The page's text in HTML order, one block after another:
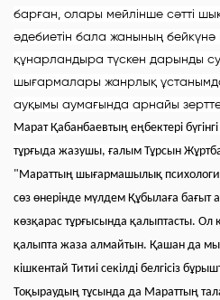
барған, олары мейлінше сәтті
әдебиетін бала жанының
құнарландыра түскен дарынды
шығармалары жанрлық
ауқымы аумағында арнайы
Марат Қабанбаевтың еңбектері
тұрғыда жазушы, ғалым Тұрсын
"Мараттың шығармашылық
сөз өнерінде мүлдем Құбылаға бағыт
көзқарас тұрғысында қалыптасты. Ол
қалыпта жаза алмайтын. Қашан да
кішкентай Титиі секілді белгісіз
Тоқыраудың тұсында да Мараттың